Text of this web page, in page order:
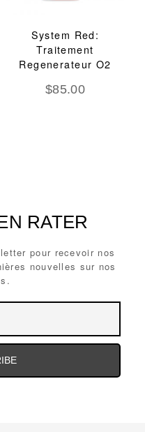
System Red:
Traitement
Regenerateur O2
$85.00
RATER
pour recevoir nos
nouvelles sur nos